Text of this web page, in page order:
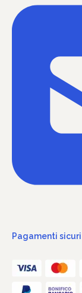
Pagamenti sicuri